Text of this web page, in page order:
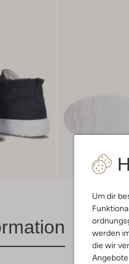
Um dir
werden
die wir